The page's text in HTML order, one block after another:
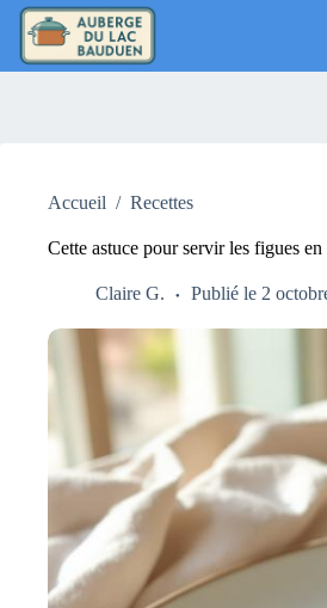
Passer
contenu
Accueil / Recettes
Cette astuce pour servir les figues
Claire G. Publié le 2